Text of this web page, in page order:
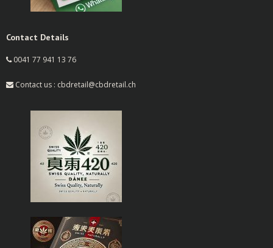
Contact Details
0041 77 941 13 76
Contact us : cbdretail@cbdretail.ch